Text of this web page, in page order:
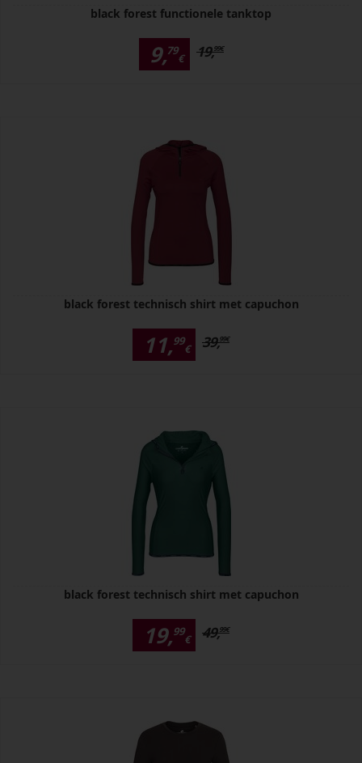
black forest functionele tanktop
9,79
€ 19,99€
black forest technisch shirt met capuchon
11,99
€ 39,99€
black forest technisch shirt met capuchon
19,99
€ 49,99€